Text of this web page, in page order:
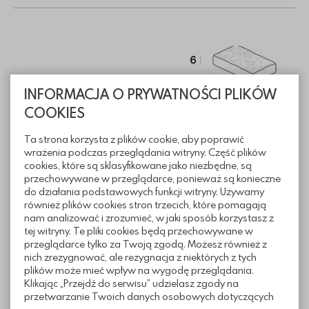
INFORMACJA O PRYWATNOŚCI PLIKÓW
COOKIES
Ta strona korzysta z plików cookie, aby poprawić
wrażenia podczas przeglądania witryny. Część plików
cookies, które są sklasyfikowane jako niezbędne, są
przechowywane w przeglądarce, ponieważ są konieczne
do działania podstawowych funkcji witryny. Używamy
również plików cookies stron trzecich, które pomagają
nam analizować i zrozumieć, w jaki sposób korzystasz z
tej witryny. Te pliki cookies będą przechowywane w
przeglądarce tylko za Twoją zgodą. Możesz również z
nich zrezygnować, ale rezygnacja z niektórych z tych
plików może mieć wpływ na wygodę przeglądania.
Klikając „Przejdź do serwisu” udzielasz zgody na
przetwarzanie Twoich danych osobowych dotyczących
Informacje techniczne